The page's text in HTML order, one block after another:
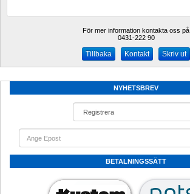
För mer information kontakta oss på
0431-222 90
Kontakt Skriv ut
NYHETSBREV
BETALNINGSSÄTT